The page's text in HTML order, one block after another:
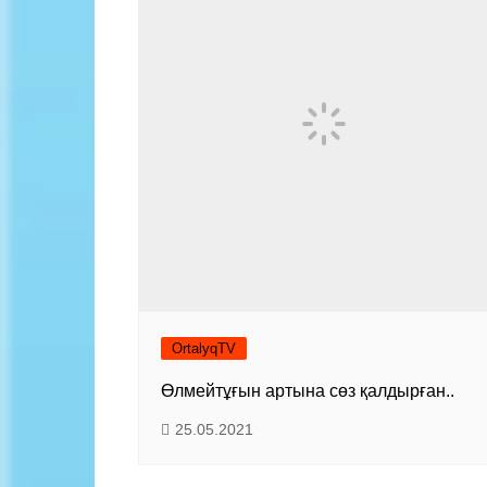
OrtalyqTV
Өлмейтұғын артына сөз қалдырған..
25.05.2021